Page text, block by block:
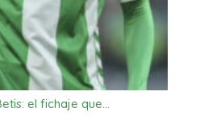
el fichaje que…